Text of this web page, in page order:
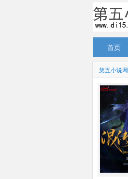
首页
第五小说网